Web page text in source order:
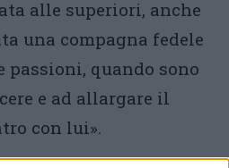
alle superiori, anche
una compagna fedele
passioni, quando sono
e ad allargare il
con lui».